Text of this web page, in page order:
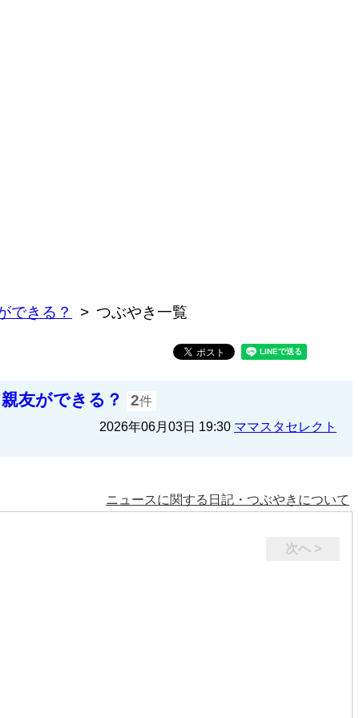
できる？ つぶやき一覧
友ができる？ 2件
2026年06月03日 19:30 ママスタセレクト
ニュースに関する日記・つぶやきについて
次へ >